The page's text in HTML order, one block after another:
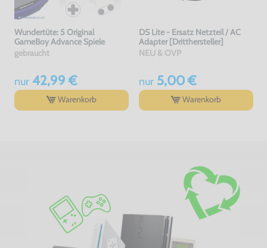
Wundertüte: 5 Original
GameBoy Advance Spiele
gebraucht
nur42,99 €
Warenkorb
DS Lite - Ersatz Netzteil / AC
Adapter [Dritthersteller]
NEU & OVP
nur5,00 €
Warenkorb